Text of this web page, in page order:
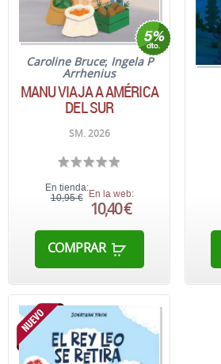
Caroline Bruce; Ingela P
Arrhenius
MANU VIAJA A AMÉRICA
DEL SUR
SM. 2026
En tienda:
10,95 € En la web:
10,40 €
COMPRAR